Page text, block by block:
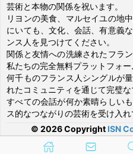
芸術と本物の関係を祝います。
リヨンの美食、マルセイユの地
にいても、文化、会話、有意義
ンス人を見つけてください。
関係と友情への洗練されたフラ
私たちの完全無料プラットフォー
何千ものフランス人シングルが
れたコミュニティを通じて完璧な
すべての会話が何か素晴らしい
ス的なつながりの芸術を受け入れ
© 2026 Copyright ISN